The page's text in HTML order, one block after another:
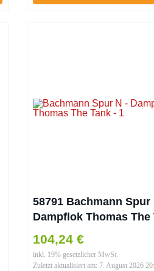
58791 Bachmann Spur
Dampflok Thomas The
104,24 €
inkl. 19% gesetzlicher MwSt.
Zuletzt aktualisiert am: 7. August 2026